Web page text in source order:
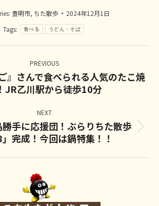
豊明市, ちた散歩
2024年12月1日
Tags:
食べる うどん・そば
PREVIOUS
Previous
post:
』さんで食べられる人気のたこ焼
JR乙川駅から徒歩10分
NEXT
Next
post:
勝手に応援団！ぶらりちた散歩
完成！今回は鍋特集！！